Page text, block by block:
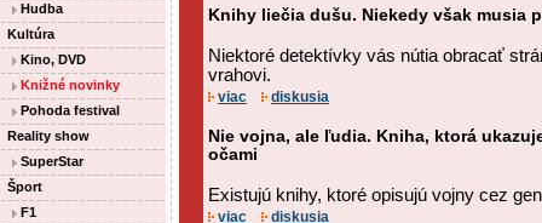
Hudba
Kultúra
Kino, DVD
Knižné novinky
Pohoda festival
Reality show
SuperStar
Šport
F1
Knihy liečia dušu. Niekedy však musia
Niektoré detektívky vás nútia obracať
vrahovi.
viac diskusia
Nie vojna, ale ľudia. Kniha, ktorá
očami
Existujú knihy, ktoré opisujú vojny cez
viac diskusia